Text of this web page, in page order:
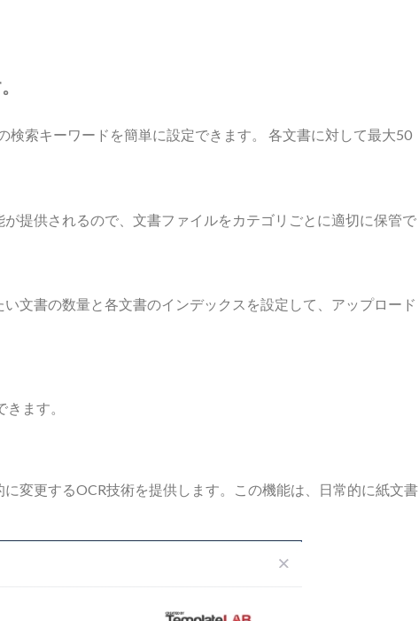
検索キーワードを簡単に設定できます。 各文書に対して最大50
提供されるので、文書ファイルをカテゴリごとに適切に保管で
い文書の数量と各文書のインデックスを設定して、アップロード
ます。
変更するOCR技術を提供します。この機能は、日常的に紙文書